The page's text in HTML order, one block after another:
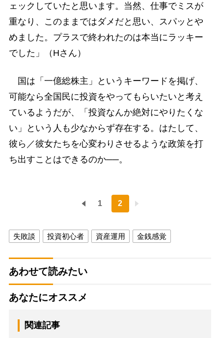
ェックしていたと思います。当然、仕事でミスが
重なり、このままではダメだと思い、スパッとや
めました。プラスで終われたのは本当にラッキー
でした」（Hさん）
国は「一億総株主」というキーワードを掲げ、
可能なら全国民に投資をやってもらいたいと考え
ているようだが、「投資なんか絶対にやりたくな
い」という人も少なからず存在する。はたして、
彼ら／彼女たちを心変わりさせるような政策を打
ち出すことはできるのか──。
1 2
失敗談 投資初心者 資産運用 金銭感覚
あわせて読みたい
あなたにオススメ
関連記事